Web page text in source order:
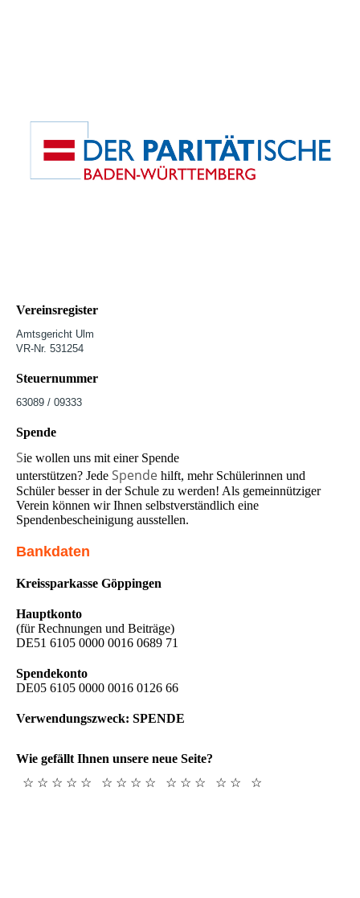
Vereinsregister
Amtsgericht Ulm
VR-Nr. 531254
Steuernummer
63089 / 09333
Spende
Sie wollen uns mit einer Spende
unterstützen? Jede Spende hilft, mehr Schülerinnen und
Schüler besser in der Schule zu werden! Als gemeinnütziger
Verein können wir Ihnen selbstverständlich eine
Spendenbescheinigung ausstellen.
Bankdaten
Kreissparkasse Göppingen
Hauptkonto
(für Rechnungen und Beiträge)
DE51 6105 0000 0016 0689 71
Spendekonto
DE05 6105 0000 0016 0126 66
Verwendungszweck: SPENDE
Wie gefällt Ihnen unsere neue Seite?
☆ ☆ ☆ ☆ ☆
☆ ☆ ☆ ☆ ☆ ☆ ☆ ☆ ☆ ☆